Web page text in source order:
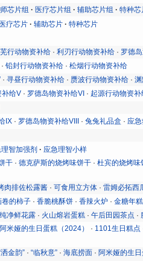
芯片组 医疗芯片组 辅助芯片组
特种芯
医疗芯片 辅助芯片 特种芯片
行动物资补给 ·利刃行动物资补给 · 罗德
·铅封行动物资补给 ·松烟行动物资补给
·寻昼行动物资补给 · 赝波行动物资补给 ·
补给V · 罗德岛物资补给VI · 起源行动物资补
IX · 罗德岛物资补给VIII ·兔兔礼品盒 ·应
智加强剂 应急理智小样
干 ·德克萨斯的烧烤味饼干 ·杜宾的烧烤味
肉排佐松露酱 ·可食用立方体 ·雷姆必拓西
卷的柿子 ·香脆桃酥饼 ·香辣火炉 ·金糖年糕
纯净鲜花露 · 火山熔岩蛋糕 ·午后田园茶点 ·
阿米娅的生日蛋糕（2024） · 1101生日糕点
洒金韵” ·“临秋意” ·海底捞面 · 阿米娅的生日